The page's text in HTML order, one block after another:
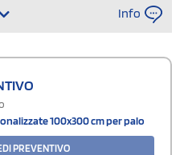
Info
100x300 cm per palo
PREVENTIVO